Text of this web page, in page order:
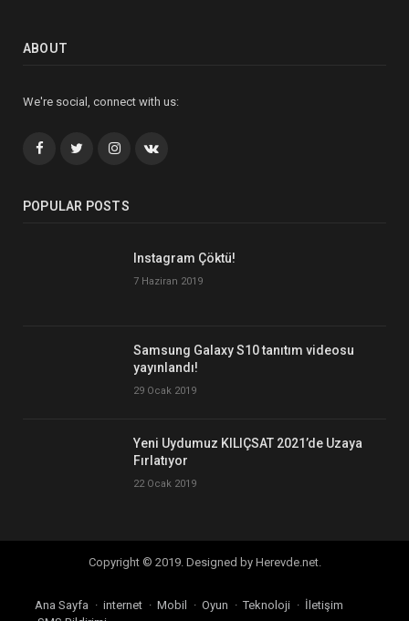
ABOUT
We're social, connect with us:
FacebookTwitterİnstagram+
VK
POPULAR POSTS
Instagram Çöktü!
7 Haziran 2019
Samsung Galaxy S10 tanıtım videosu
yayınlandı!
29 Ocak 2019
Yeni Uydumuz KILIÇSAT 2021’de Uzaya
Fırlatıyor
22 Ocak 2019
Copyright © 2019. Designed by Herevde.net.
Ana Sayfa internet Mobil Oyun Teknoloji
İletişim